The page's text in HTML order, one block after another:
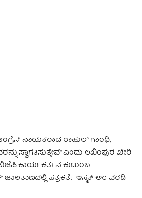
ನಾಯಕರಾದ ರಾಹುಲ್‌ ಗಾಂಧಿ,
ಸ್ವಾಗತಿಸುತ್ತೇವೆ” ಎಂದು ಲಖಿಂಪುರ ಖೇರಿ
ಕಾರ್ಯಕರ್ತನ ಕುಟುಂಬ
ಜಾಲತಾಣದಲ್ಲಿ ಪತ್ರಕರ್ತೆ ಇಸ್ಮತ್‌ ಅರ ವರದಿ